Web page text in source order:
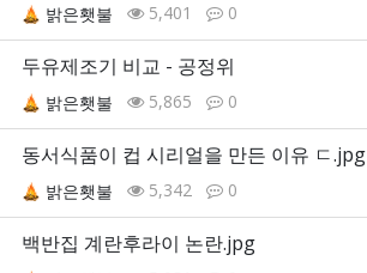
밝은횃불 5,401 0
두유제조기 비교 - 공정위
밝은횃불 5,865 0
동서식품이 컵 시리얼을 만든 이유 ㄷ.jpg
밝은횃불 5,342 0
백반집 계란후라이 논란.jpg